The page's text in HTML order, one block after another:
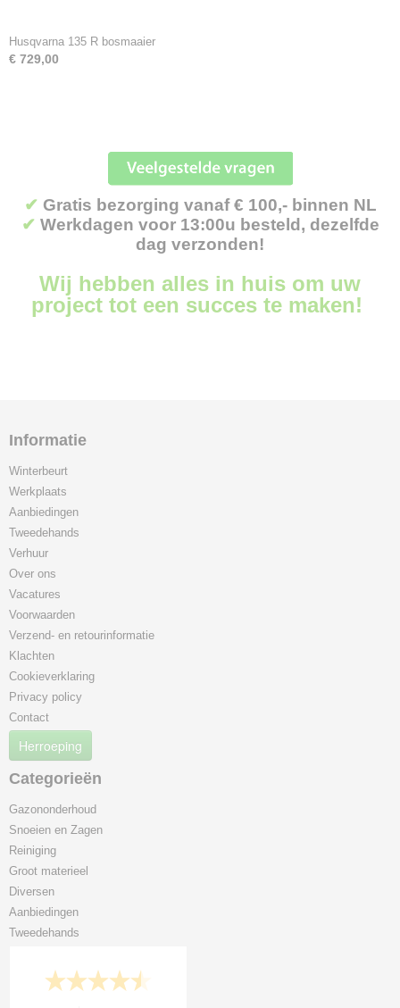
Husqvarna 135 R bosmaaier
€ 729,00
✔ Gratis bezorging vanaf € 100,- binnen NL
✔ Werkdagen voor 13:00u besteld, dezelfde
dag verzonden!
Wij hebben alles in huis om uw
project tot een succes te maken!
Informatie
Winterbeurt
Werkplaats
Aanbiedingen
Tweedehands
Verhuur
Over ons
Vacatures
Voorwaarden
Verzend- en retourinformatie
Klachten
Cookieverklaring
Privacy policy
Contact
Herroeping
Categorieën
Gazononderhoud
Snoeien en Zagen
Reiniging
Groot materieel
Diversen
Aanbiedingen
Tweedehands